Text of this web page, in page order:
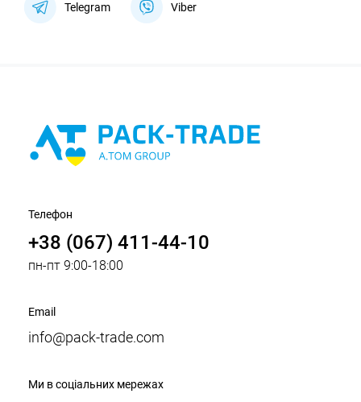
Telegram Viber
Телефон
+38 (067) 411-44-10
пн-пт 9:00-18:00
Email
info@pack-trade.com
Ми в соціальних мережах